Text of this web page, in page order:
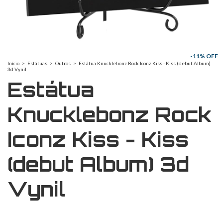
Início > Estátuas > Outros > Estátua Knucklebonz Rock Iconz Kiss - Kiss (debut Album)
3d Vynil
Estátua
Knucklebonz Rock
Iconz Kiss - Kiss
(debut Album) 3d
Vynil
-11 % OFF